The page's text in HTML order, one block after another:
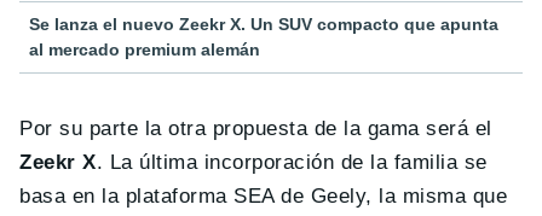
Se lanza el nuevo Zeekr X. Un SUV compacto que apunta
al mercado premium alemán
Por su parte la otra propuesta de la gama será el
Zeekr X. La última incorporación de la familia se
basa en la plataforma SEA de Geely, la misma que